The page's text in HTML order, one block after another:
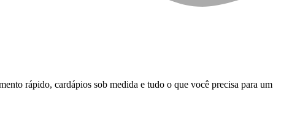
rápido, cardápios sob medida e tudo o que você precisa para um